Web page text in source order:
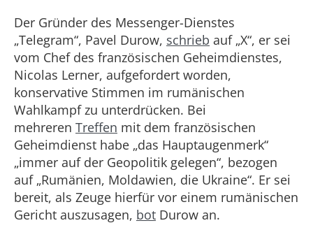
Der Gründer des Messenger-Dienstes
„Telegram“, Pavel Durow, schrieb auf „X“, er sei
vom Chef des französischen Geheimdienstes,
Nicolas Lerner, aufgefordert worden,
konservative Stimmen im rumänischen
Wahlkampf zu unterdrücken. Bei
mehreren Treffen mit dem französischen
Geheimdienst habe „das Hauptaugenmerk“
„immer auf der Geopolitik gelegen“, bezogen
auf „Rumänien, Moldawien, die Ukraine“. Er sei
bereit, als Zeuge hierfür vor einem rumänischen
Gericht auszusagen, bot Durow an.